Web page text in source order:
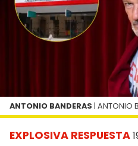
EXPLOSIVA RESPUESTA
ANTONIO BANDERAS | ANTONIO